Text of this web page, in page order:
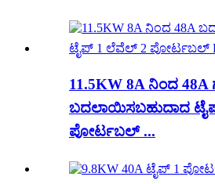
11.5KW 8A ನಿಂದ 48A
ಬದಲಾಯಿಸಬಹುದಾದ
ಪೋರ್ಟಬಲ್ ...